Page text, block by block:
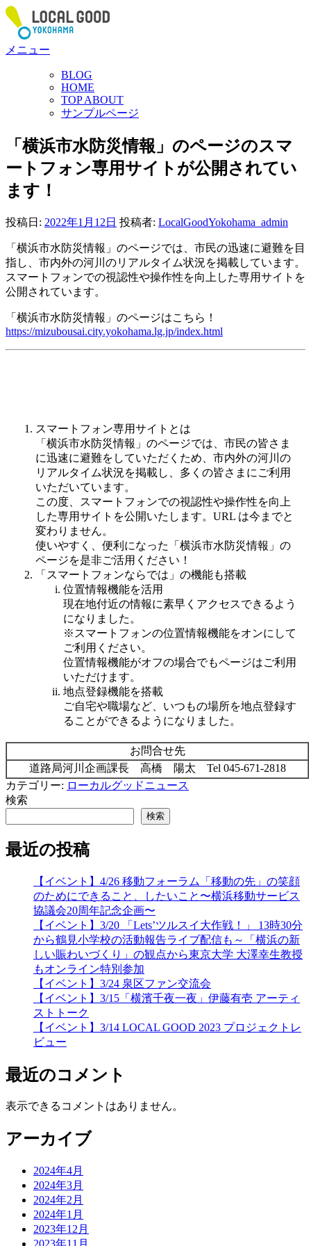
コ
ン
ン
メニュー
BLOG
HOME
TOP ABOUT
サンプルページ
「横浜市水防災情報」のページのスマ
ートフォン専用サイトが公開されてい
ます！
投稿日: 2022年1月12日 投稿者: LocalGoodYokohama_admin
「横浜市水防災情報」のページでは、市民の迅速に避難を目
指し、市内外の河川のリアルタイム状況を掲載しています。
スマートフォンでの視認性や操作性を向上した専用サイトを
公開されています。
「横浜市水防災情報」のページはこちら！
https://mizubousai.city.yokohama.lg.jp/index.html
スマートフォン専用サイトとは
「横浜市水防災情報」のページでは、市民の皆さま
に迅速に避難をしていただくため、市内外の河川の
リアルタイム状況を掲載し、多くの皆さまにご利用
いただいています。
この度、スマートフォンでの視認性や操作性を向上
した専用サイトを公開いたします。URL は今までと
変わりません。
使いやすく、便利になった「横浜市水防災情報」の
ページを是非ご活用ください！
「スマートフォンならでは」の機能も搭載
位置情報機能を活用
現在地付近の情報に素早くアクセスできるよう
になりました。
※スマートフォンの位置情報機能をオンにして
ご利用ください。
位置情報機能がオフの場合でもページはご利用
いただけます。
地点登録機能を搭載
ご自宅や職場など、いつもの場所を地点登録す
ることができるようになりました。
お問合せ先
道路局河川企画課長 高橋 陽太 Tel 045-671-2818
カテゴリー: ローカルグッドニュース
検索
検索
最近の投稿
【イベント】4/26 移動フォーラム「移動の先」の笑顔
のためにできること、したいこと〜横浜移動サービス
協議会20周年記念企画〜
【イベント】3/20 「Lets’ツルスイ大作戦！」 13時30分
から鶴見小学校の活動報告ライブ配信も～「横浜の新
しい賑わいづくり」の観点から東京大学 大澤幸生教授
もオンライン特別参加
【イベント】3/24 泉区ファン交流会
【イベント】3/15「横濱千夜一夜」伊藤有壱 アーティ
ストトーク
【イベント】3/14 LOCAL GOOD 2023 プロジェクトレ
ビュー
最近のコメント
表示できるコメントはありません。
アーカイブ
2024年4月
2024年3月
2024年2月
2024年1月
2023年12月